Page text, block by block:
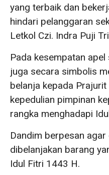
yang terbaik dan
hindari pelanggaran
Letkol Czi. Indra Puji
Pada kesempatan
juga secara simbolis
belanja kepada
kepedulian pimpinan
rangka menghadapi
Dandim berpesan
dibelanjakan barang
Idul Fitri 1443 H.